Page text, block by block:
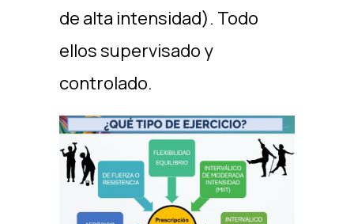
de alta intensidad). Todo
ellos supervisado y
controlado.